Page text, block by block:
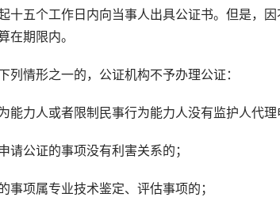
十五个工作日内向当事人出具公证书。但是，
在期限内。
形之一的，公证机构不予办理公证：
力人或者限制民事行为能力人没有监护人代理
公证的事项没有利害关系的；
项属专业技术鉴定、评估事项的；